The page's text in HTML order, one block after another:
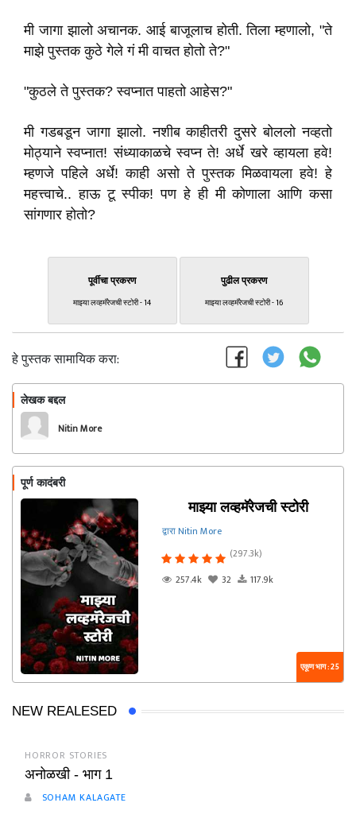
मी जागा झालो अचानक. आई बाजूलाच होती. तिला म्हणालो, "ते
माझे पुस्तक कुठे गेले गं मी वाचत होतो ते?"
"कुठले ते पुस्तक? स्वप्नात पाहतो आहेस?"
मी गडबडून जागा झालो. नशीब काहीतरी दुसरे बोललो नव्हतो
मोठ्याने स्वप्नात! संध्याकाळचे स्वप्न ते! अर्धे खरे व्हायला हवे!
म्हणजे पहिले अर्धे! काही असो ते पुस्तक मिळवायला हवे! हे
महत्त्वाचे.. हाऊ टू स्पीक! पण हे ही मी कोणाला आणि कसा
सांगणार होतो?
पूर्वीचा प्रकरण
माझ्या लव्हमॅरेजची स्टोरी - 14
पुढील प्रकरण
माझ्या लव्हमॅरेजची स्टोरी - 16
हे पुस्तक सामायिक करा:
लेखक बद्दल
Nitin More
पूर्ण कादंबरी
माझ्या लव्हमॅरेजची स्टोरी
द्वारा Nitin More
(297.3k)
257.4k
32 117.9k
एकूण भाग : 25
NEW REALESED
HORROR STORIES
अनोळखी - भाग 1
SOHAM KALAGATE